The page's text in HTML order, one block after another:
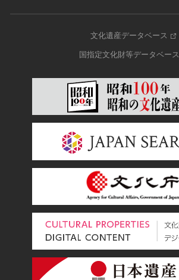
文化遺産データベース
国指定文化財等データベース